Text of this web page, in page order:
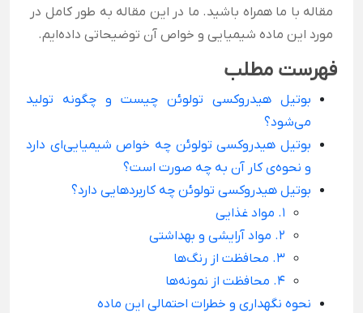
مقاله با ما همراه باشید. ما در این مقاله به طور کامل در
مورد این ماده شیمیایی و خواص آن توضیحاتی داده‌ایم.
فهرست مطلب
بوتیل هیدروکسی تولوئن چیست و چگونه تولید
می‌شود؟
بوتیل هیدروکسی تولوئن چه خواص شیمیایی‌ای دارد
و نحوه‌ی کار آن به چه صورت است؟
بوتیل هیدروکسی تولوئن چه کاربردهایی دارد؟
1. مواد غذایی
2. مواد آرایشی و بهداشتی
3. محافظت از رنگ‌ها
4. محافظت از نمونه‌ها
نحوه نگهداری و خطرات احتمالی این ماده